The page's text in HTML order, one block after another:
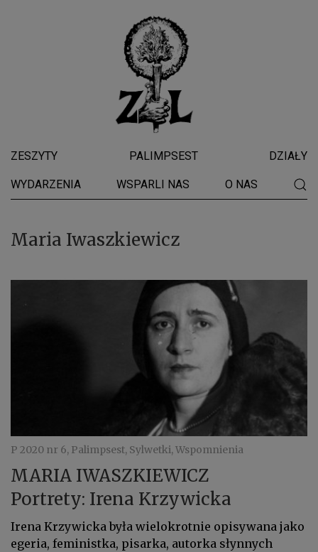
ZESZYTY PALIMPSEST DZIAŁY
WYDARZENIA WSPARLI NAS O NAS
Maria Iwaszkiewicz
P 2020 nr 6, Palimpsest, Sylwetki, Wspomnienia
MARIA IWASZKIEWICZ
Portrety: Irena Krzywicka
Irena Krzywicka była wielokrotnie opisywana jako
egeria, feministka, pisarka, autorka słynnych